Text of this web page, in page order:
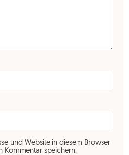
und Website in diesem Browser
Kommentar speichern.